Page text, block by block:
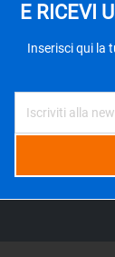
E RICEVI
Inserisci qui la